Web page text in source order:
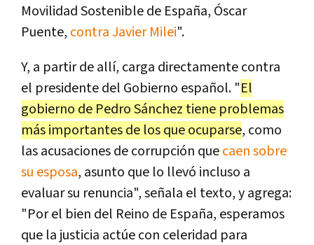
Movilidad Sostenible de España, Óscar
Puente, contra Javier Milei".
Y, a partir de allí, carga directamente contra
el presidente del Gobierno español. "El
gobierno de Pedro Sánchez tiene problemas
más importantes de los que ocuparse, como
las acusaciones de corrupción quecaen sobre
su esposa, asunto que lo llevó incluso a
evaluar su renuncia", señala el texto, y agrega:
"Por el bien del Reino de España, esperamos
que la justicia actúe con celeridad para